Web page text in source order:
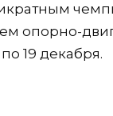
опорно-
19 декабря.